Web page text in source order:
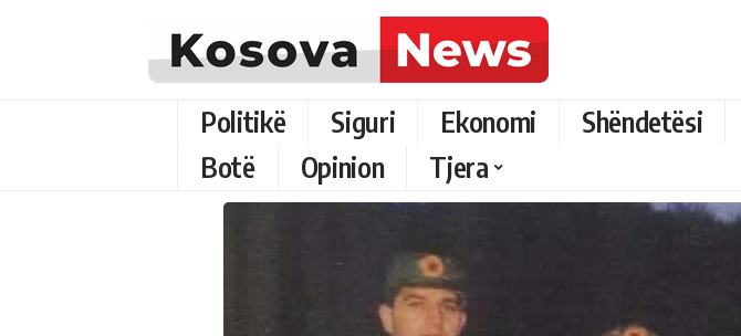
Politikë Siguri Ekonomi Shëndetësi
Botë
Opinion Tjera